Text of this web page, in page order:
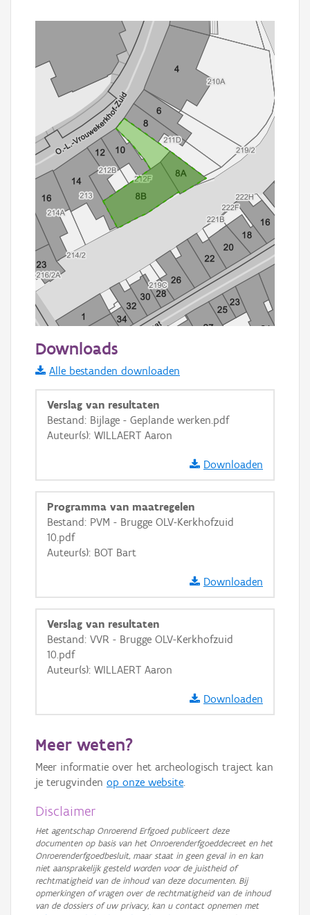
Informatie Vlaanderen
i
+ −
Basis Lagen
Ortho
GRB-Basiskaart in grijswaarden
Downloads
Alle bestanden downloaden
Verslag van resultaten
Bestand: Bijlage - Geplande werken.pdf
Auteur(s): WILLAERT Aaron
Downloaden
Programma van maatregelen
Bestand: PVM - Brugge OLV-Kerkhofzuid
10.pdf
Auteur(s): BOT Bart
Downloaden
Verslag van resultaten
Bestand: VVR - Brugge OLV-Kerkhofzuid
10.pdf
Auteur(s): WILLAERT Aaron
Downloaden
Meer weten?
Meer informatie over het archeologisch traject kan
je terugvinden op onze website.
Disclaimer
Het agentschap Onroerend Erfgoed publiceert deze
documenten op basis van het Onroerenderfgoeddecreet en het
Onroerenderfgoedbesluit, maar staat in geen geval in en kan
niet aansprakelijk gesteld worden voor de juistheid of
rechtmatigheid van de inhoud van deze documenten. Bij
opmerkingen of vragen over de rechtmatigheid van de inhoud
van de dossiers of uw privacy, kan u contact opnemen met